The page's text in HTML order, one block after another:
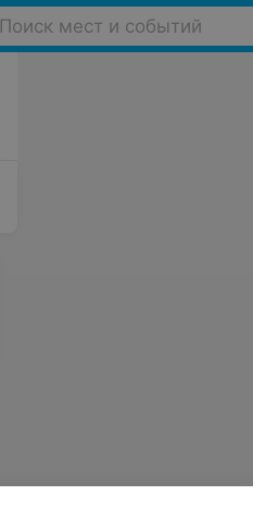
Поиск мест и событий